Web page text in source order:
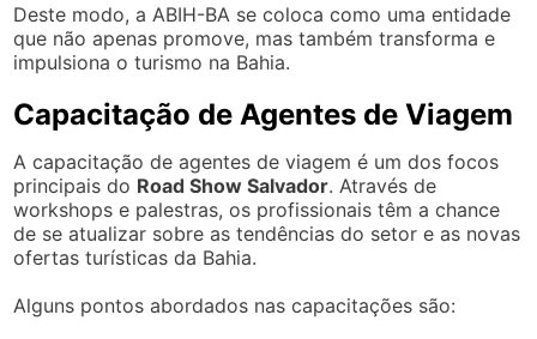
Deste modo, a ABIH-BA se coloca como uma entidade
que não apenas promove, mas também transforma e
impulsiona o turismo na Bahia.
Capacitação de Agentes de Viagem
A capacitação de agentes de viagem é um dos focos
principais do Road Show Salvador. Através de
workshops e palestras, os profissionais têm a chance
de se atualizar sobre as tendências do setor e as novas
ofertas turísticas da Bahia.
Alguns pontos abordados nas capacitações são: